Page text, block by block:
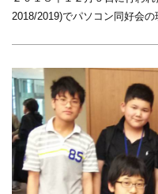
2018/2019)でパソコン同好会